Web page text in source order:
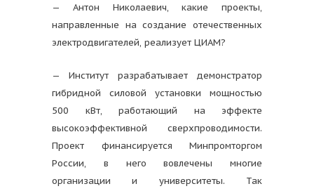
— Антон Николаевич, какие проекты,
направленные на создание отечественных
электродвигателей, реализует ЦИАМ?
— Институт разрабатывает демонстратор
гибридной силовой установки мощностью
500 кВт, работающий на эффекте
высокоэффективной сверхпроводимости.
Проект финансируется Минпромторгом
России, в него вовлечены многие
организации и университеты. Так